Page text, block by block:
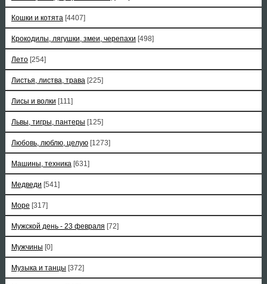
Кошки и котята [4407]
Крокодилы, лягушки, змеи, черепахи [498]
Лето [254]
Листья, листва, трава [225]
Лисы и волки [111]
Львы, тигры, пантеры [125]
Любовь, люблю, целую [1273]
Машины, техника [631]
Медведи [541]
Море [317]
Мужской день - 23 февраля [72]
Мужчины [0]
Музыка и танцы [372]